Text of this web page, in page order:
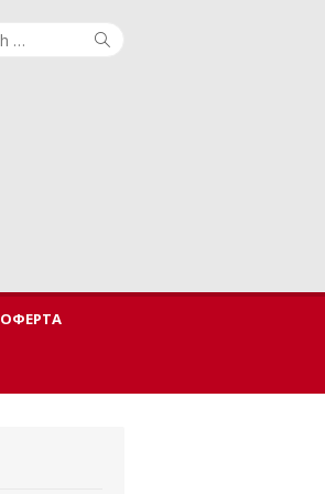
Search
ОФЕРТА